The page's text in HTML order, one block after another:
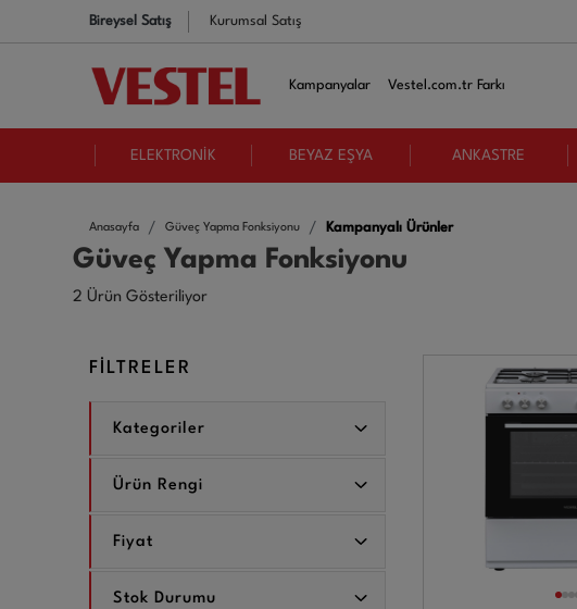
Bireysel Satış Kurumsal Satış
Kampanyalar Vestel.com.tr Farkı
ELEKTRONİK BEYAZ EŞYA ANKASTRE
Anasayfa Güveç Yapma Fonksiyonu Kampanyalı Ürünler
Güveç Yapma Fonksiyonu
2 Ürün Gösteriliyor
FİLTRELER
Kategoriler
Ürün Rengi
Fiyat
Stok Durumu